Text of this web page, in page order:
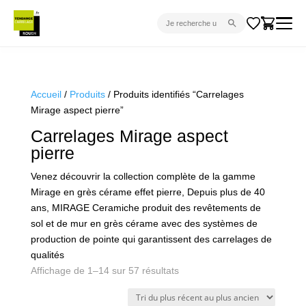
PARQUET
SANITAIRE
VENTES FLASH
PROJET CLÉ EN MAIN
DEVIS
CONSEIL
Accueil/ Produits/ Produits identifiés “Carrelages
Mirage aspect pierre”
Carrelages Mirage aspect
pierre
Venez découvrir la collection complète de la gamme
Mirage en grès cérame effet pierre, Depuis plus de 40
ans, MIRAGE Ceramiche produit des revêtements de
sol et de mur en grès cérame avec des systèmes de
production de pointe qui garantissent des carrelages de
qualités
Affichage de 1–14 sur 57 résultatsTrié
plus